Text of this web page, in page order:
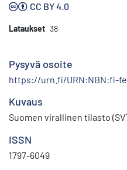
CC BY 4.0
Lataukset 38
Pysyvä osoite
https://urn.fi/URN:NBN:fi-
Kuvaus
Suomen virallinen tilasto
ISSN
1797-6049